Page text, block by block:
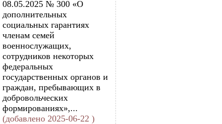
08.05.2025 № 300 «О
дополнительных
социальных гарантиях
членам семей
военнослужащих,
сотрудников некоторых
федеральных
государственных органов и
граждан, пребывающих в
добровольческих
формированиях»,...
(добавлено 2025-06-22 )